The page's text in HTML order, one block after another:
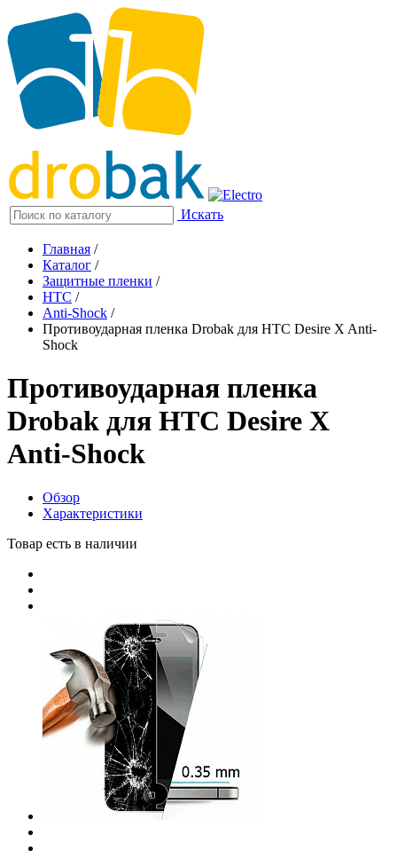
Искать
Главная /
Каталог /
Защитные пленки /
HTC /
Anti-Shock /
Противоударная пленка Drobak для HTC Desire X Anti-
Shock
Противоударная пленка
Drobak для HTC Desire X
Anti-Shock
Обзор
Характеристики
Товар есть в наличии